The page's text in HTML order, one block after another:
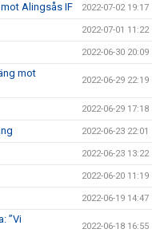
Alingsås IF 2022-07-02 19:17
2022-07-01 11:22
2022-06-30 20:09
mot
2022-06-29 22:19
2022-06-29 17:18
2022-06-23 22:01
2022-06-23 13:22
2022-06-20 11:19
2022-06-19 14:47
”Vi
2022-06-18 16:55